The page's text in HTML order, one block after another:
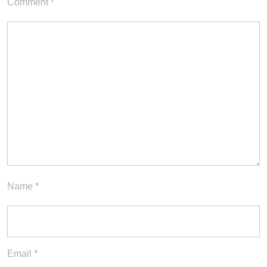
Comment *
Name *
Email *